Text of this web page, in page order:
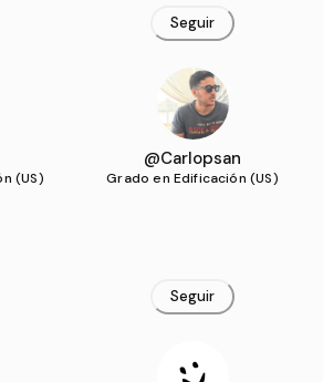
Seguir
(US)
@Carlopsan
Grado en Edificación (US)
Seguir